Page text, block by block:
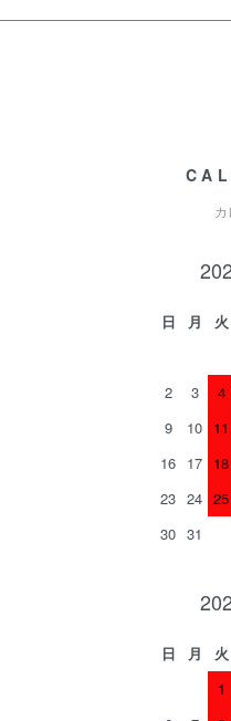
日 月 火
2
3 4
9
10 11
16 17 18
23 24 25
30 31
日 月 火
1